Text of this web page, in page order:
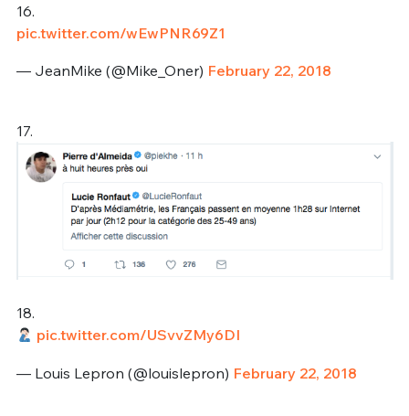
16.
pic.twitter.com/wEwPNR69Z1
— JeanMike (@Mike_Oner) February 22, 2018
17.
18.
pic.twitter.com/USvvZMy6DI
— Louis Lepron (@louislepron) February 22, 2018